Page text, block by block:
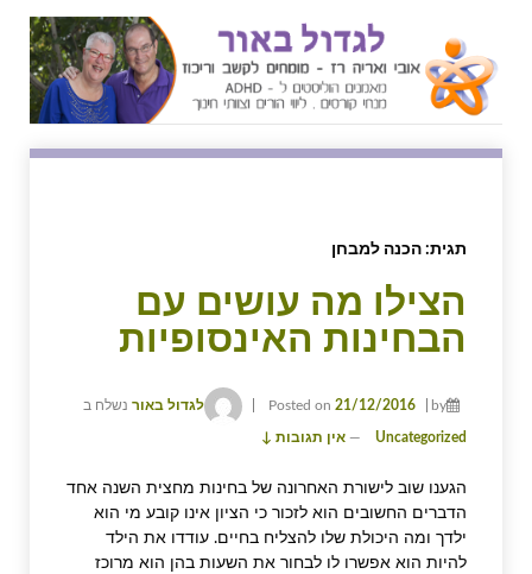
SKIP
TO
MAIN
CONTENT
תגית: הכנה למבחן
הצילו מה עושים עם
הבחינות האינסופיות
Posted on 21/12/2016 by לגדול באור נשלח ב
Uncategorized
— אין תגובות ↓
הגענו שוב לישורת האחרונה של בחינות מחצית השנה אחד
הדברים החשובים הוא לזכור כי הציון אינו קובע מי הוא
ילדך ומה היכולת שלו להצליח בחיים. עודדו את הילד
להיות הוא אפשרו לו לבחור את השעות בהן הוא מרוכז